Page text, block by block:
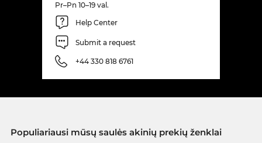
Pr–Pn 10–19 val.
Help Center
Submit a request
+44 330 818 6761
Populiariausi mūsų saulės akinių prekių ženklai